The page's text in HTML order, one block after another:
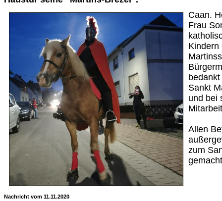
Caan.
Frau
Kindern
Sankt
und bei
Allen
zum
Nachricht vom 11.11.2020